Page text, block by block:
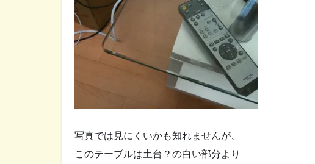
写真では見にくいかも知れませんが、
このテーブルは土台？の白い部分より